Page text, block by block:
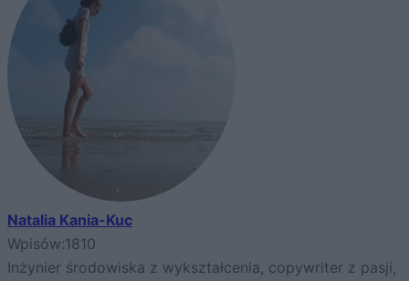
Natalia Kania-Kuc
Wpisów:1810
Inżynier środowiska z wykształcenia, copywriter z pasji,